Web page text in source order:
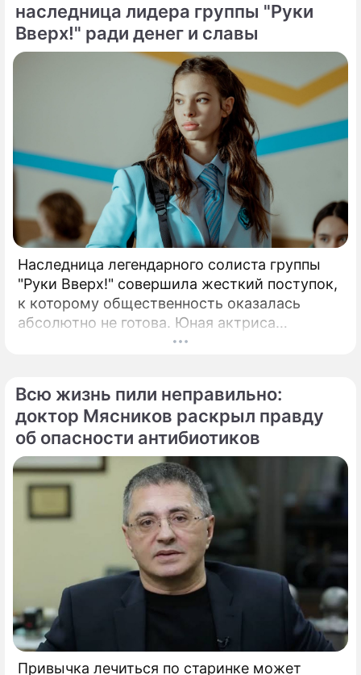
демарш.
наследница лидера группы "Руки
Вверх!" ради денег и славы
Наследница легендарного солиста группы
"Руки Вверх!" совершила жесткий поступок,
к которому общественность оказалась
абсолютно не готова. Юная актриса
Вероника Жукова, дочь бессменного лидера
поклонников.
Всю жизнь пили неправильно:
доктор Мясников раскрыл правду
об опасности антибиотиков
Привычка лечиться по старинке может